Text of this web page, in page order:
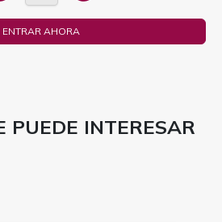
ENTRAR AHORA
PUEDE INTERESAR